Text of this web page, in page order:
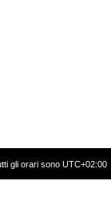
gli orari sono UTC+02:00